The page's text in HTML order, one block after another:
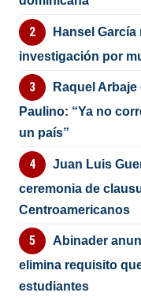
Hansel
investigación por
Raquel
Paulino: “Ya no
un país”
Juan Luis
ceremonia de
Centroamericanos
Abinader
elimina requisito
estudiantes